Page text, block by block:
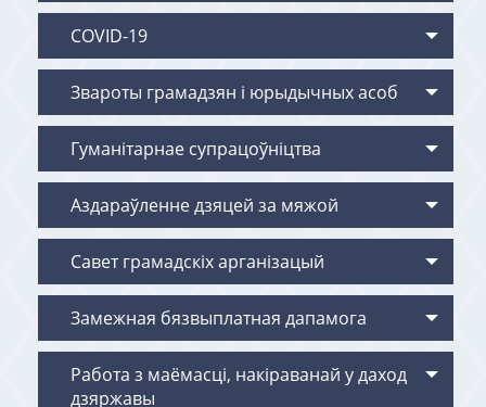
COVID-19
Звароты грамадзян i юрыдычных асоб
Гуманітарнае супрацоўніцтва
Аздараўленне дзяцей за мяжой
Савет грамадскіх арганізацый
Замежная бязвыплатная дапамога
Работа з маёмасцi, накiраванай у даход
дзяржавы